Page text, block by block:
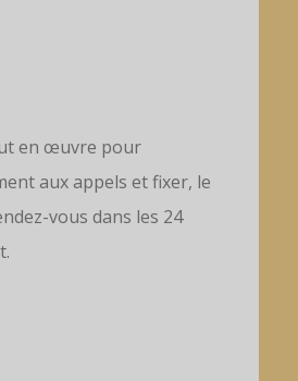
en œuvre pour
aux appels et fixer, le
vous dans les 24